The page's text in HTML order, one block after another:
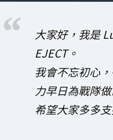
大家好，我是
EJECT。
我會不忘初心
力早日為戰隊
希望大家多多